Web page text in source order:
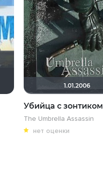
scenton
ElenaKram
1.01.2006
Убийца с зонтиком
The Umbrella Assassin
нет оценки